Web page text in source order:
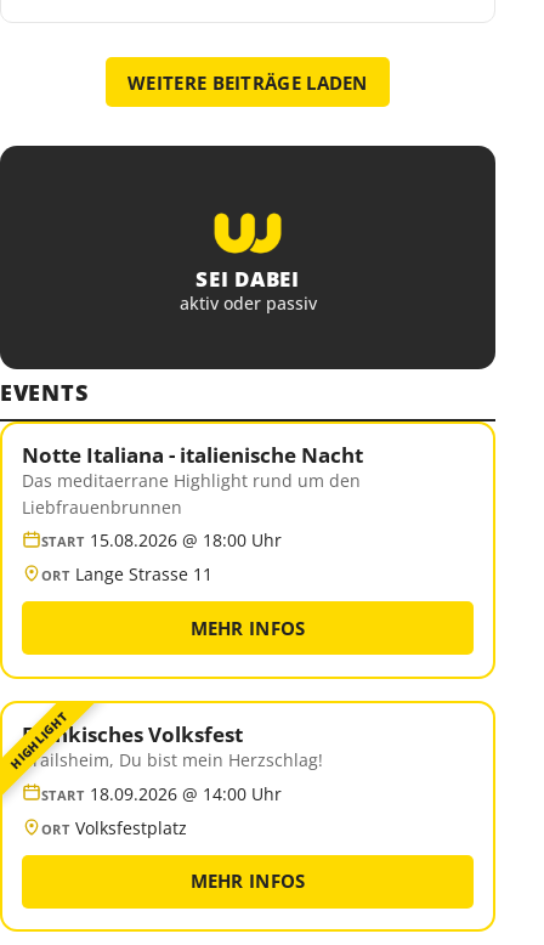
WEITERE BEITRÄGE LADEN
SEI DABEI
aktiv oder passiv
EVENTS
Notte Italiana - italienische Nacht
Das meditaerrane Highlight rund um den
Liebfrauenbrunnen
START 15.08.2026 @ 18:00 Uhr
ORT Lange Strasse 11
MEHR INFOS
HIGHLIGHT
Fränkisches Volksfest
Crailsheim, Du bist mein Herzschlag!
START 18.09.2026 @ 14:00 Uhr
ORT Volksfestplatz
MEHR INFOS